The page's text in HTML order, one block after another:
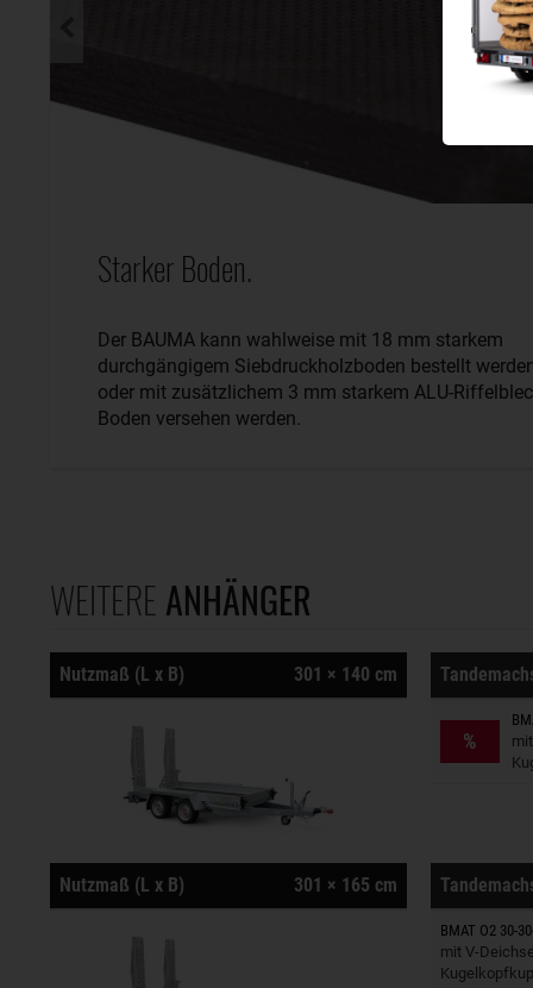
Starker Boden.
Der BAUMA kann wahlweise mit 18 mm starkem
durchgängigem Siebdruckholzboden bestellt
oder mit zusätzlichem 3 mm starkem ALU-
Boden versehen werden.
WEITERE ANHÄNGER
Nutzmaß (L x B) 301 × 140 cm
%
Nutzmaß (L x B) 301 × 165 cm
BMAT O2 30-
mit V-